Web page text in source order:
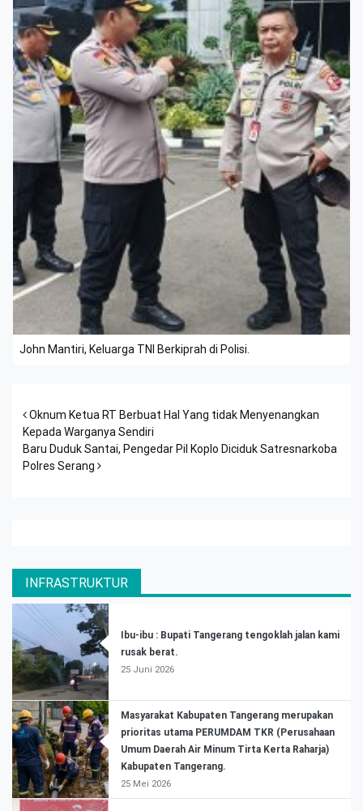
John Mantiri, Keluarga TNI Berkiprah di Polisi.
Post navigation
Oknum Ketua RT Berbuat Hal Yang tidak Menyenangkan
Kepada Warganya Sendiri
Baru Duduk Santai, Pengedar Pil Koplo Diciduk Satresnarkoba
Polres Serang
INFRASTRUKTUR
Ibu-ibu : Bupati Tangerang tengoklah jalan kami
rusak berat.
25 Juni 2026
Masyarakat Kabupaten Tangerang merupakan
prioritas utama PERUMDAM TKR (Perusahaan
Umum Daerah Air Minum Tirta Kerta Raharja)
Kabupaten Tangerang.
25 Mei 2026